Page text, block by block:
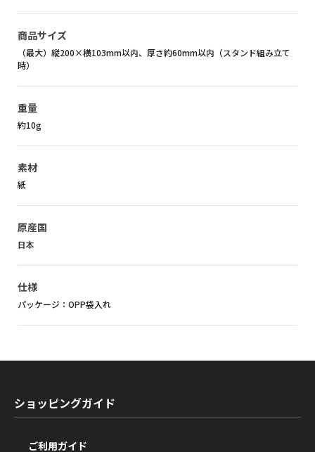
商品サイズ
（最大）縦200×横103mm以内、厚さ約60mm以内（スタンド組み立て
時）
重量
約10g
素材
紙
原産国
日本
仕様
パッケージ：OPP袋入れ
ショッピングガイド
ご利用ガイド